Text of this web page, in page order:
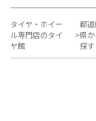
タイヤ・ホイー
ル専門店のタイ
ヤ館
都
県か
探す